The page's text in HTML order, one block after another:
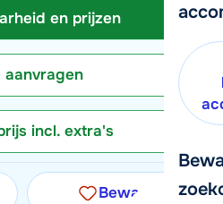
en prijzen
aanvragen
incl. extra's
Bewaren